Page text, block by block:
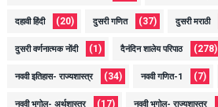
दहावी हिंदी (20) दुसरी गणित (37) दुसरी मराठी
दुसरी वर्णनात्मक नोंदी (1) दैनंदिन शालेय परिपाठ (278)
नववी इतिहास- राज्यशास्त्र (34) नववी गणित-1 (7)
नववी भूगोल- अर्थशास्त्र (17) नववी भूगोल- राज्यशास्त्र